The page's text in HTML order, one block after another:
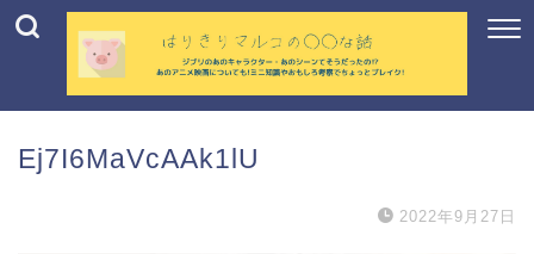
Ej7I6MaVcAAk1lU
2022年9月27日